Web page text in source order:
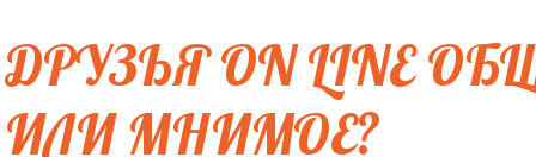
ДРУЗЬЯ ON LINE
ИЛИ МНИМОЕ?